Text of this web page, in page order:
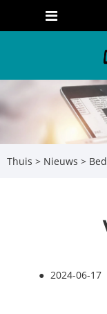
Thuis > Nieuws >
● 2024-06-17